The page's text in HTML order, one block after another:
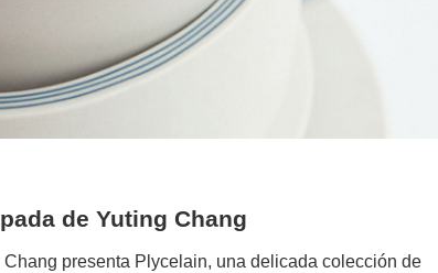
de Yuting Chang
presenta Plycelain, una delicada colección de